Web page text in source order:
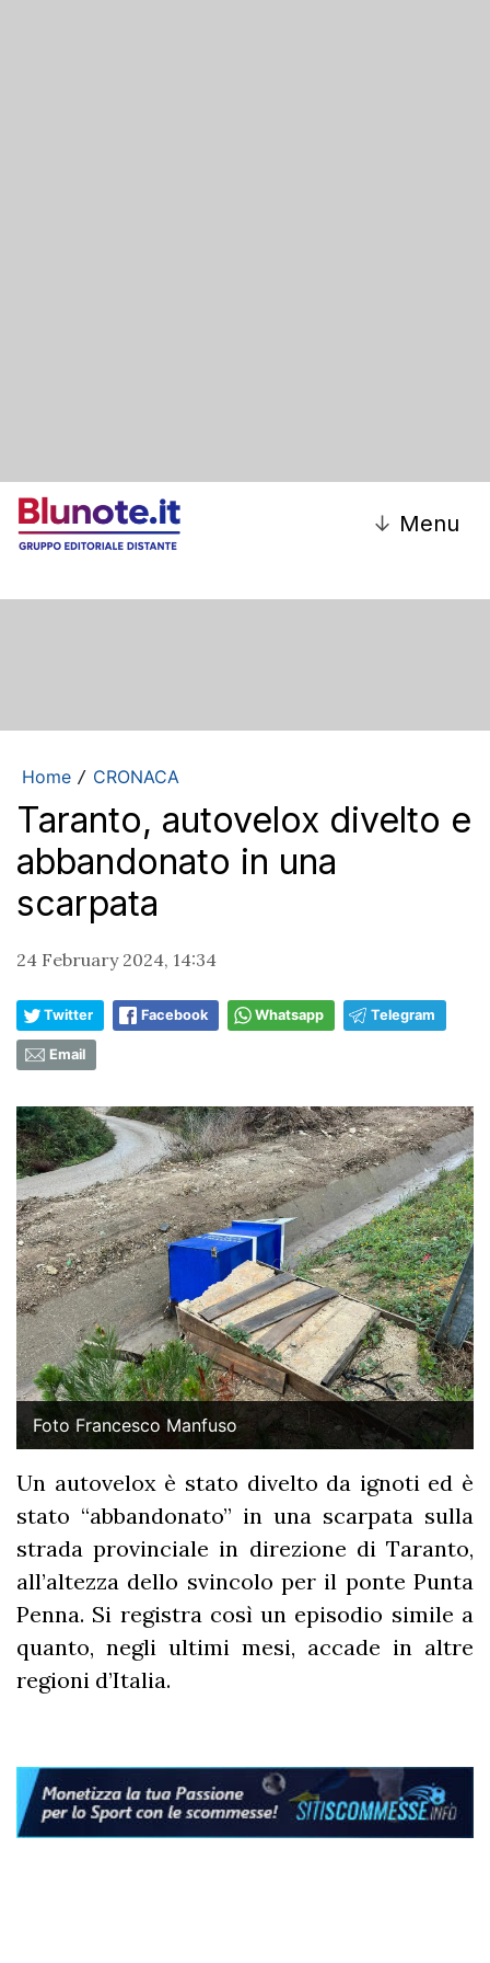
↓ Menu
Home / CRONACA
Taranto, autovelox divelto e
abbandonato in una
scarpata
24 February 2024, 14:34
Twitter Facebook Whatsapp Telegram
Email
Foto Francesco Manfuso
Un autovelox è stato divelto da ignoti ed è
stato “abbandonato” in una scarpata sulla
strada provinciale in direzione di Taranto,
all’altezza dello svincolo per il ponte Punta
Penna. Si registra così un episodio simile a
quanto, negli ultimi mesi, accade in altre
regioni d’Italia.